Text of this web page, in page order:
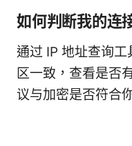
如何判断我的连
通过 IP 地址查询
区一致，查看是否
议与加密是否符合